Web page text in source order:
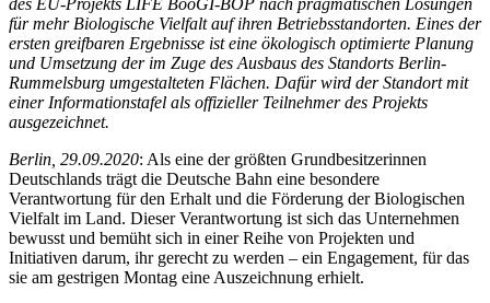
für mehr Biologische Vielfalt auf ihren Betriebsstandorten. Eines der
ersten greifbaren Ergebnisse ist eine ökologisch optimierte Planung
und Umsetzung der im Zuge des Ausbaus des Standorts Berlin-
Rummelsburg umgestalteten Flächen. Dafür wird der Standort mit
einer Informationstafel als offizieller Teilnehmer des Projekts
ausgezeichnet.
Berlin, 29.09.2020: Als eine der größten Grundbesitzerinnen
Deutschlands trägt die Deutsche Bahn eine besondere
Verantwortung für den Erhalt und die Förderung der Biologischen
Vielfalt im Land. Dieser Verantwortung ist sich das Unternehmen
bewusst und bemüht sich in einer Reihe von Projekten und
Initiativen darum, ihr gerecht zu werden – ein Engagement, für das
sie am gestrigen Montag eine Auszeichnung erhielt.